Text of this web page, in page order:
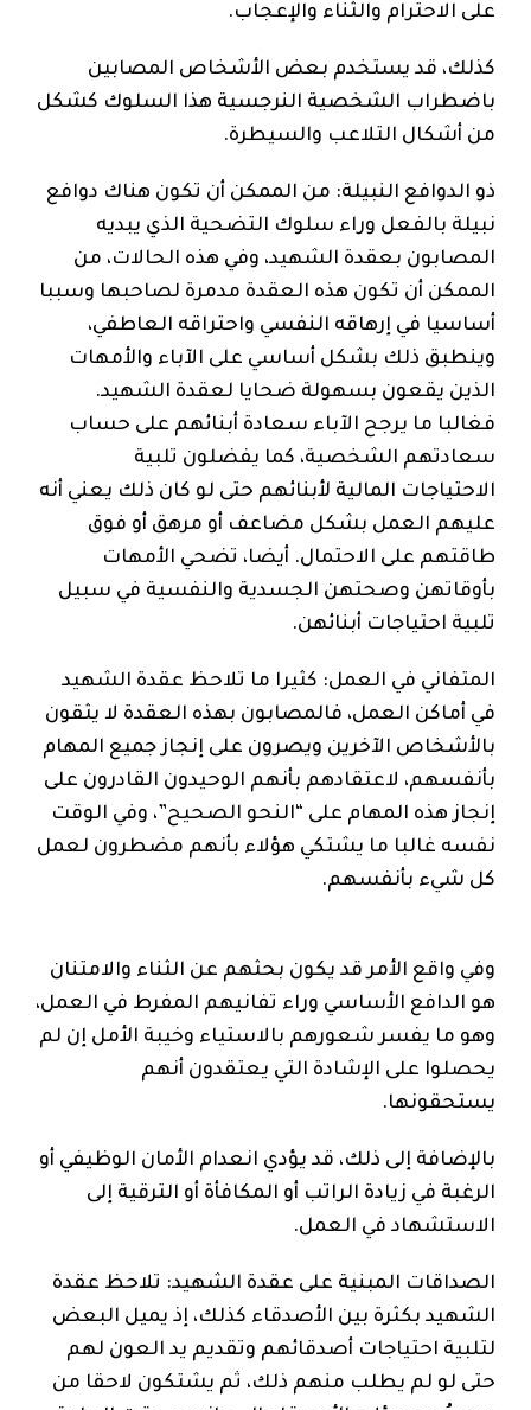
على الاحترام والثناء والإعجاب.
كذلك، قد يستخدم بعض الأشخاص المصابين
باضطراب الشخصية النرجسية هذا السلوك كشكل
من أشكال التلاعب والسيطرة.
ذو الدوافع النبيلة: من الممكن أن تكون هناك دوافع
نبيلة بالفعل وراء سلوك التضحية الذي يبديه
المصابون بعقدة الشهيد، وفي هذه الحالات، من
الممكن أن تكون هذه العقدة مدمرة لصاحبها وسببا
أساسيا في إرهاقه النفسي واحتراقه العاطفي،
وينطبق ذلك بشكل أساسي على الآباء والأمهات
الذين يقعون بسهولة ضحايا لعقدة الشهيد.
فغالبا ما يرجح الآباء سعادة أبنائهم على حساب
سعادتهم الشخصية، كما يفضلون تلبية
الاحتياجات المالية لأبنائهم حتى لو كان ذلك يعني أنه
عليهم العمل بشكل مضاعف أو مرهق أو فوق
طاقتهم على الاحتمال. أيضا، تضحي الأمهات
بأوقاتهن وصحتهن الجسدية والنفسية في سبيل
تلبية احتياجات أبنائهن.
المتفاني في العمل: كثيرا ما تلاحظ عقدة الشهيد
في أماكن العمل، فالمصابون بهذه العقدة لا يثقون
بالأشخاص الآخرين ويصرون على إنجاز جميع المهام
بأنفسهم، لاعتقادهم بأنهم الوحيدون القادرون على
إنجاز هذه المهام على “النحو الصحيح”، وفي الوقت
نفسه غالبا ما يشتكي هؤلاء بأنهم مضطرون لعمل
كل شيء بأنفسهم.
وفي واقع الأمر قد يكون بحثهم عن الثناء والامتنان
هو الدافع الأساسي وراء تفانيهم المفرط في العمل،
وهو ما يفسر شعورهم بالاستياء وخيبة الأمل إن لم
يحصلوا على الإشادة التي يعتقدون أنهم
يستحقونها.
بالإضافة إلى ذلك، قد يؤدي انعدام الأمان الوظيفي أو
الرغبة في زيادة الراتب أو المكافأة أو الترقية إلى
الاستشهاد في العمل.
الصداقات المبنية على عقدة الشهيد: تلاحظ عقدة
الشهيد بكثرة بين الأصدقاء كذلك، إذ يميل البعض
لتلبية احتياجات أصدقائهم وتقديم يد العون لهم
حتى لو لم يطلب منهم ذلك، ثم يشتكون لاحقا من